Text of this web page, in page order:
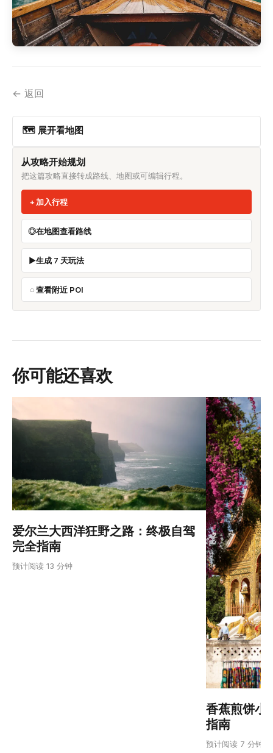
← 返回
🗺 展开看地图
从攻略开始规划
把这篇攻略直接转成路线、地图或可编辑行程。
加入行程
在地图查看路线
生成 7 天玩法
查看附近 POI
你可能还喜欢
爱尔兰大西洋狂野之路：终极自驾
完全指南
预计阅读 13 分钟
香蕉煎饼小
指南
预计阅读 7 分钟